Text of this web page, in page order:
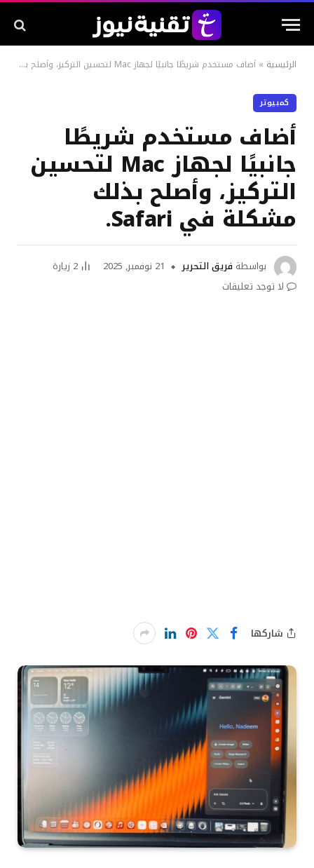
الرئيسية » أضاف مستخدم شريطًا جانبيًا لجهاز Mac لتحسين التركيز، وأصلح بذلك مشكلة في Safari.
كمبيوتر
أضاف مستخدم شريطًا
جانبيًا لجهاز Mac لتحسين
التركيز، وأصلح بذلك
مشكلة في Safari.
بواسطة فريق التحرير 21 نوفمبر, 2025 2 زيارة
لا توجد تعليقات
شاركها